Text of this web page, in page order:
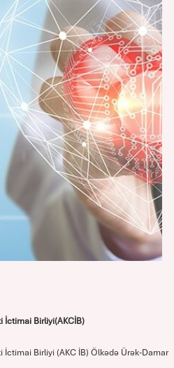
İctimai Birliyi(AKCİB)
Birliyi (AKC İB) Ölkədə Ürək-Damar